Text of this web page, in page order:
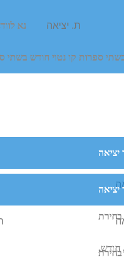
נא
ספרות קו נטוי חודש בשתי
יציאה
בחירת
חודש,
יציאה
בחירת
על פוליטיקה במסעדה
בצרחה. זה בסדר. אתם
בכול פארק מים יש מגלשה שבה בין 10-